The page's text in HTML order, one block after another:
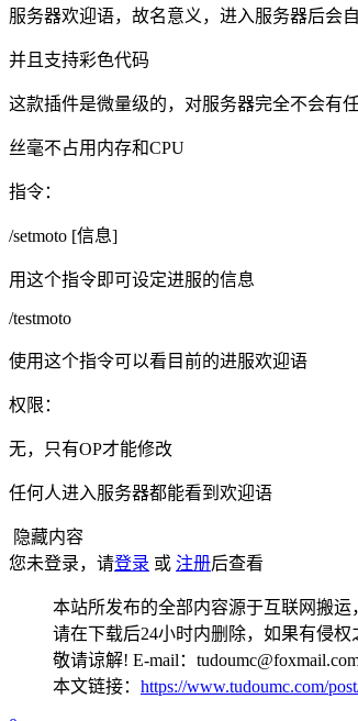
服务器欢迎语，故名意义，进入服务器后会
并且支持彩色代码
这款插件是微量级的，对服务器完全不会有
丝毫不占用内存和CPU
指令：
/setmoto [信息]
用这个指令即可设定进服的信息
/testmoto
使用这个指令可以看目前的进服欢迎语
权限：
无，只有OP才能修改
任何人进入服务器都能看到欢迎语
隐藏内容
您未登录，请登录 或 注册后查看
本站所发布的全部内容源于互联网搬
请在下载后24小时内删除，如果有侵权
敬请谅解! E-mail：
本文链接： https://www.tudoumc.com/